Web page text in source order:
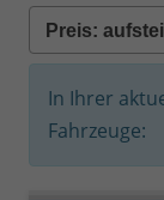
In Ihrer
Fahrzeuge: